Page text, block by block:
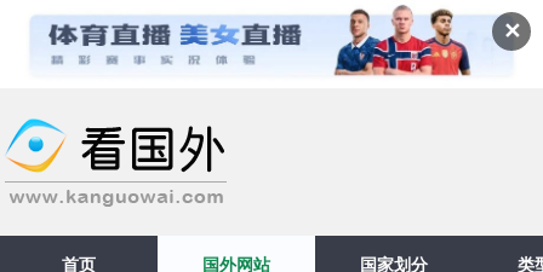
✕
首页 国外网站 国家划分 类